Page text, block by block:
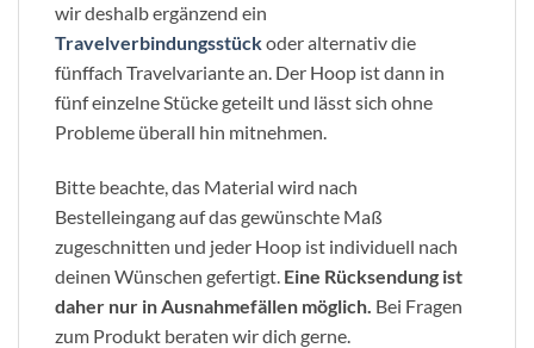
wir deshalb ergänzend ein
Travelverbindungsstückoder alternativ die
fünffach Travelvariante an. Der Hoop ist dann in
fünf einzelne Stücke geteilt und lässt sich ohne
Probleme überall hin mitnehmen.
Bitte beachte, das Material wird nach
Bestelleingang auf das gewünschte Maß
zugeschnitten und jeder Hoop ist individuell nach
deinen Wünschen gefertigt. Eine Rücksendung ist
daher nur in Ausnahmefällen möglich. Bei Fragen
zum Produkt beraten wir dich gerne.